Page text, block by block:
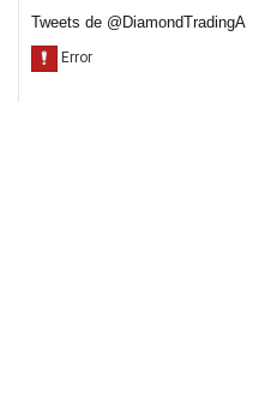
Tweets de @DiamondTradingA